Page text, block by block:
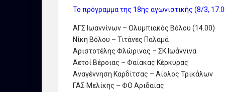
Το πρόγραμμα της 18ης αγωνιστικής (8/3,
ΑΓΣ Ιωαννίνων – Ολυμπιακός Βόλου (14.00)
Νίκη Βόλου – Τιτάνες Παλαμά
Αριστοτέλης Φλώρινας – ΣΚ Ιωάννινα
Αετοί Βέροιας – Φαίακας Κέρκυρας
Αναγέννηση Καρδίτσας – Αίολος Τρικάλων
ΓΑΣ Μελίκης – ΦΟ Αριδαίας